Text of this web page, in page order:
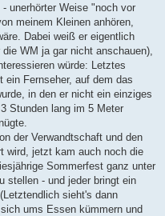
unerhörter Weise "noch vor
meinem Kleinen anhören,
Dabei weiß er eigentlich
WM ja gar nicht anschauen),
würde: Letztes
ein Fernseher, auf dem das
in den er nicht ein einziges
Stunden lang im 5 Meter
der Verwandtschaft und den
wird, jetzt kam auch noch die
Sommerfest ganz unter
stellen - und jeder bringt ein
sieht's dann
ums Essen kümmern und